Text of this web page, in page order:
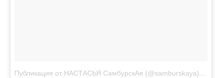
Публикация от НАСТАСЬЯ СамбурскАя (@samburskaya)Дек